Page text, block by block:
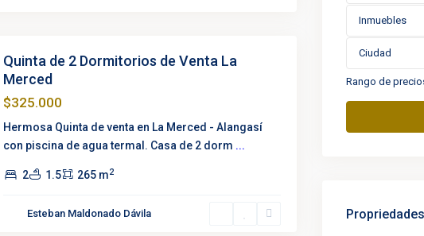
Quinta de 2 Dormitorios de Venta La
Merced
$325.000
Hermosa Quinta de venta en La Merced - Alangasí
con piscina de agua termal. Casa de 2 dorm ...
2 1.5 265 m2
Esteban Maldonado Dávila
Inmuebles
Ciudad
Rango de